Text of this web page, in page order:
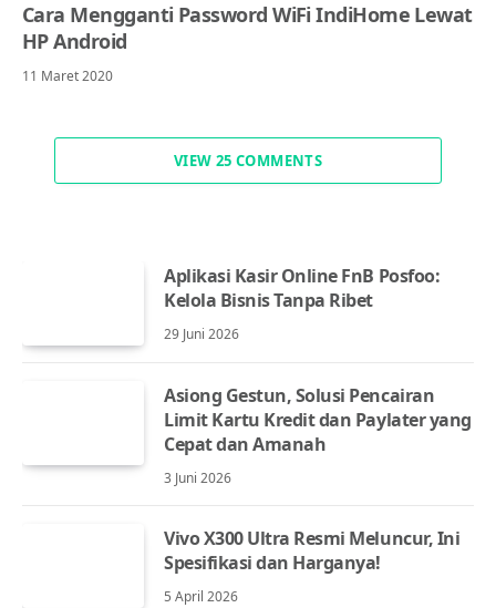
Cara Mengganti Password WiFi IndiHome Lewat
HP Android
11 Maret 2020
VIEW 25 COMMENTS
Aplikasi Kasir Online FnB Posfoo:
Kelola Bisnis Tanpa Ribet
29 Juni 2026
Asiong Gestun, Solusi Pencairan
Limit Kartu Kredit dan Paylater yang
Cepat dan Amanah
3 Juni 2026
Vivo X300 Ultra Resmi Meluncur, Ini
Spesifikasi dan Harganya!
5 April 2026